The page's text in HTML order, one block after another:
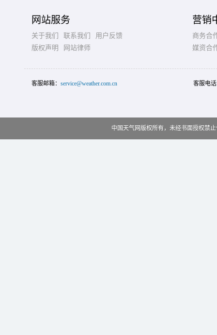
网站服务
关于我们 联系我们
用户反馈
版权声明
网站律师
营销
商务合
媒资合
客服邮箱： service@weather.com.cn 客服电
中国天气网版权所有，未经书面授权